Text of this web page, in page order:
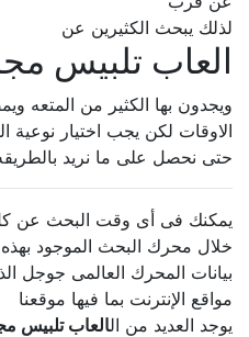
لذلك يبحث الكثيرين عن
العاب تلبيس
ويجدون بها الكثير من المتعه
الاوقات لكن يجب اختيار نوعية
حتى نحصل على ما نريد بالطريقه
يمكنك فى أى وقت البحث عن كل
خلال محرك البحث الموجود
بيانات المحرك العالمى جوجل
مواقع الإنترنت بما فيها موقعنا
يوجد العديد من ال العاب تلبيس